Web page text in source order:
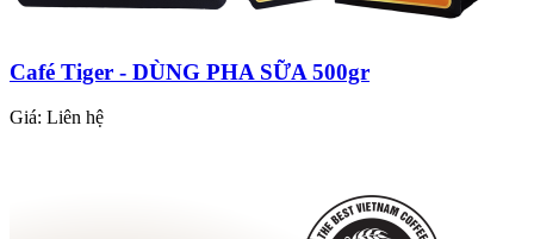
Café Tiger - DÙNG PHA SỮA 500gr
Giá: Liên hệ